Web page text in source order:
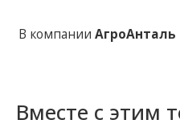
В компанииАгроАнталь
Вместе с этим